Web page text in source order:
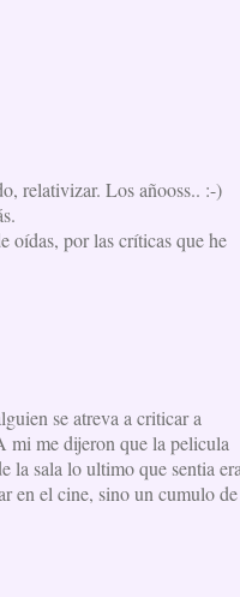
relativizar. Los añooss.. :-)
oídas, por las críticas que he
se atreva a criticar a
mi me dijeron que la pelicula
la sala lo ultimo que sentia era
en el cine, sino un cumulo de